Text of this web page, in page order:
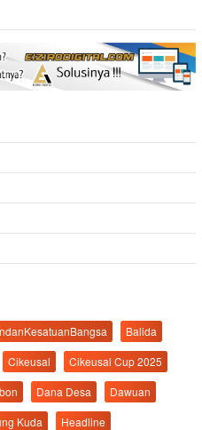
Balida
Cikeusal
Cikeusal Cup 2025
Dana Desa
Dawuan
Kuda
Headline